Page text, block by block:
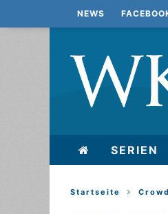
NEWS
SERIEN
Startseite